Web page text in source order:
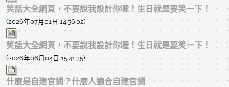
笑話大全網頁，不要說我設計你喔！生日就是要笑一下！
(2026年07月01日 14:56:02)
笑話大全網頁，不要說我設計你喔！生日就是要笑一下！
(2026年06月04日 15:41:35)
什麼是自建官網？什麼人適合自建官網